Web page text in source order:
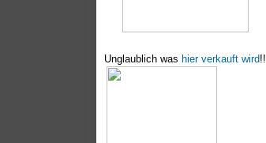
Unglaublich was hier verkauft wird!!